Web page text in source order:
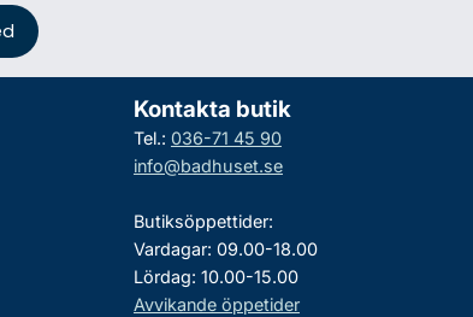
Kontakta butik
Tel.: 036-71 45 90
info@badhuset.se
Butiksöppettider:
Vardagar: 09.00-18.00
Lördag: 10.00-15.00
Avvikande öppetider